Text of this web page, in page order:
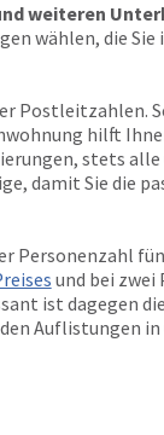
weiteren
wählen, die Sie
Postleitzahlen.
hilft
stets alle
damit Sie die
Personenzahl
und bei zwei
ist dagegen
Auflistungen